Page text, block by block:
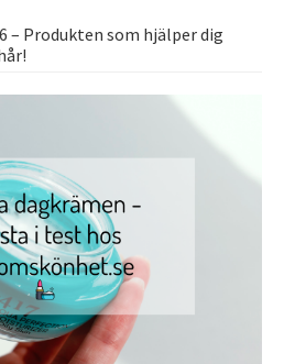
– Produkten som hjälper dig